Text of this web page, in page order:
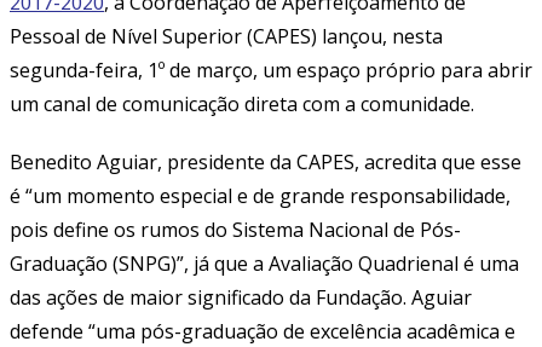
Pessoal de Nível Superior (CAPES) lançou, nesta
segunda-feira, 1º de março, um espaço próprio para abrir
um canal de comunicação direta com a comunidade.
Benedito Aguiar, presidente da CAPES, acredita que esse
é “um momento especial e de grande responsabilidade,
pois define os rumos do Sistema Nacional de Pós-
Graduação (SNPG)”, já que a Avaliação Quadrienal é uma
das ações de maior significado da Fundação. Aguiar
defende “uma pós-graduação de excelência acadêmica e